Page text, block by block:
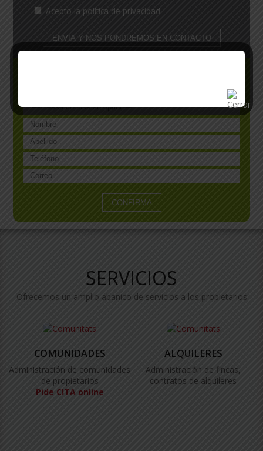
Acepto la política de privacidad
SERVICIOS
Ofrecemos un amplio abanico de servicios a los propietarios
COMUNIDADES
Administración de comunidades
de propietarios
Pide CITA online
ALQUILERES
Administración de fincas,
contratos de alquileres